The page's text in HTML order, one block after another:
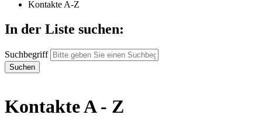
Kontakte A-Z
In der Liste suchen:
Suchbegriff
Kontakte A - Z